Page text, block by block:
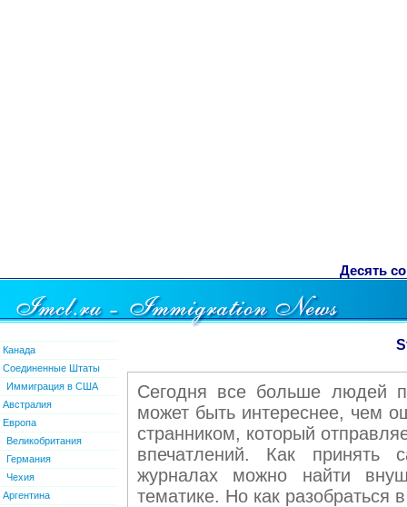
Десять
Канада
Соединенные Штаты
Иммиграция в США
Австралия
Европа
Великобритания
Германия
Чехия
Аргентина
Сегодня все больше людей
может быть интереснее, чем
странником, который
впечатлений. Как принять
журналах можно найти
тематике. Но как разобраться